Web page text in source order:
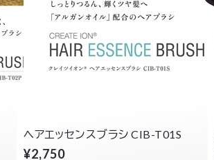
ヘアエッセンスブラシ CIB-T01S
¥2,750